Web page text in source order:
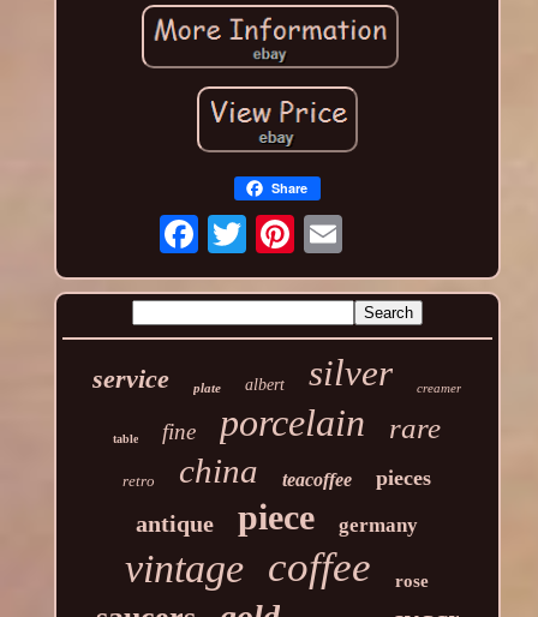
Share
service plate albert silver creamer
table fine porcelain rare
retro china teacoffee pieces
antique piece germany
vintage coffee rose